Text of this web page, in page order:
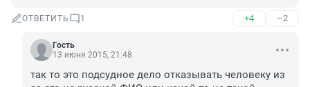
ОТВЕТИТЬ 1 +4 –2
Гость
13 июня 2015, 21:48
так то это подсудное дело отказывать человеку из